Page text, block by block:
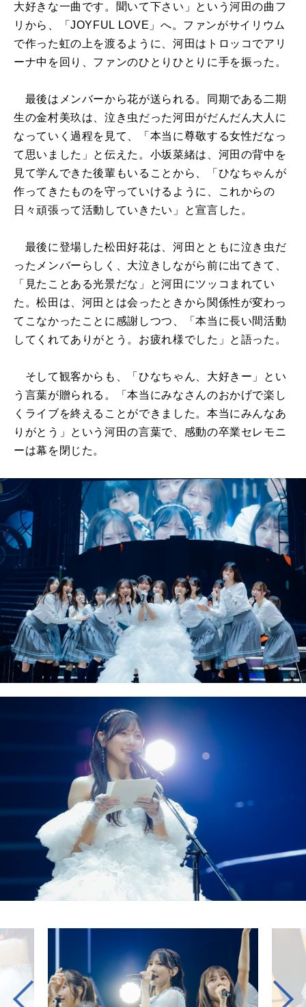
大好きな一曲です。聞いて下さい」という河田の曲フ
リから、「JOYFUL LOVE」へ。ファンがサイリウム
で作った虹の上を渡るように、河田はトロッコでアリ
ーナ中を回り、ファンのひとりひとりに手を振った。
最後はメンバーから花が送られる。同期である二期
生の金村美玖は、泣き虫だった河田がだんだん大人に
なっていく過程を見て、「本当に尊敬する女性だなっ
て思いました」と伝えた。小坂菜緒は、河田の背中を
見て学んできた後輩もいることから、「ひなちゃんが
作ってきたものを守っていけるように、これからの
日々頑張って活動していきたい」と宣言した。
最後に登場した松田好花は、河田とともに泣き虫だ
ったメンバーらしく、大泣きしながら前に出てきて、
「見たことある光景だな」と河田にツッコまれてい
た。松田は、河田とは会ったときから関係性が変わっ
てこなかったことに感謝しつつ、「本当に長い間活動
してくれてありがとう。お疲れ様でした」と語った。
そして観客からも、「ひなちゃん、大好きー」とい
う言葉が贈られる。「本当にみなさんのおかげで楽し
くライブを終えることができました。本当にみんなあ
りがとう」という河田の言葉で、感動の卒業セレモニ
ーは幕を閉じた。